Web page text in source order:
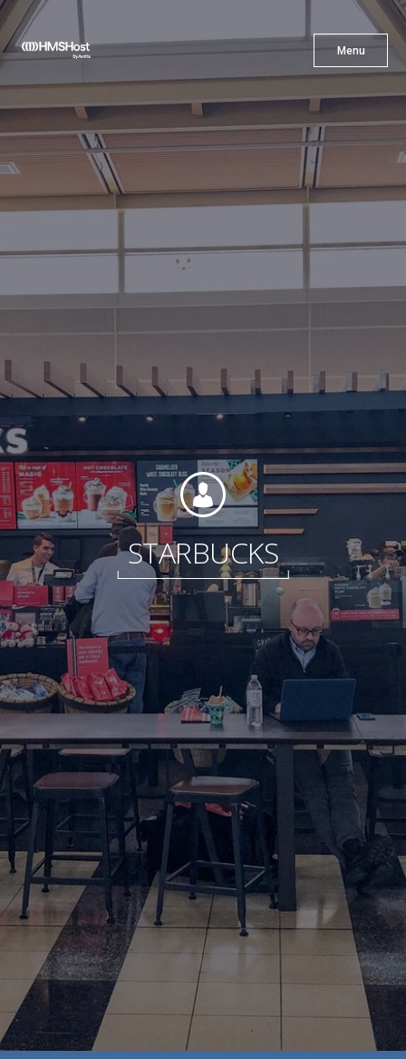
Menu
X
Gastronomía
Asóciate con Nosotros
Carreras
Fundación
Sustentabilidad
Noticias
Contacto
Colaboradores
STARBUCKS